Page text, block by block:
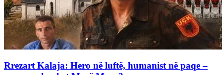
Rrezart Kalaja: Hero në luftë, humanist në paqe –